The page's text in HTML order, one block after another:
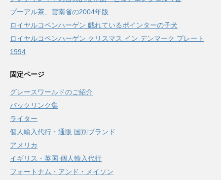
プ一アル茶、雲南省の2004年版
ロイヤルコペンハーゲン 戯れているポインターの子犬
ロイヤルコペンハーゲン クリスマス イン デンマーク プレート
1994
固定ページ
グレースワールドのご紹介
バックリンク集
ライター
個人輸入代行・通販 国別ブランド
アメリカ
イギリス・英国 個人輸入代行
フォートナム・アンド・メイソン